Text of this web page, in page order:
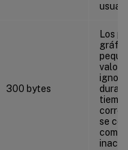
300 bytes
Los
valor
se
como